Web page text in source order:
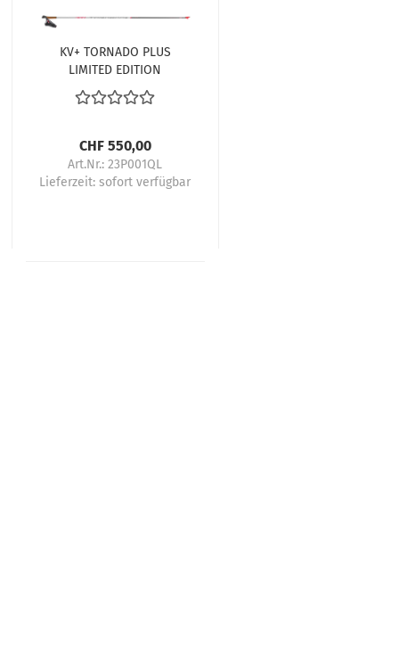
KV+ TORNADO PLUS
LIMITED EDITION
CHF 550,00
Art.Nr.: 23P001QL
Lieferzeit:sofort verfügbar